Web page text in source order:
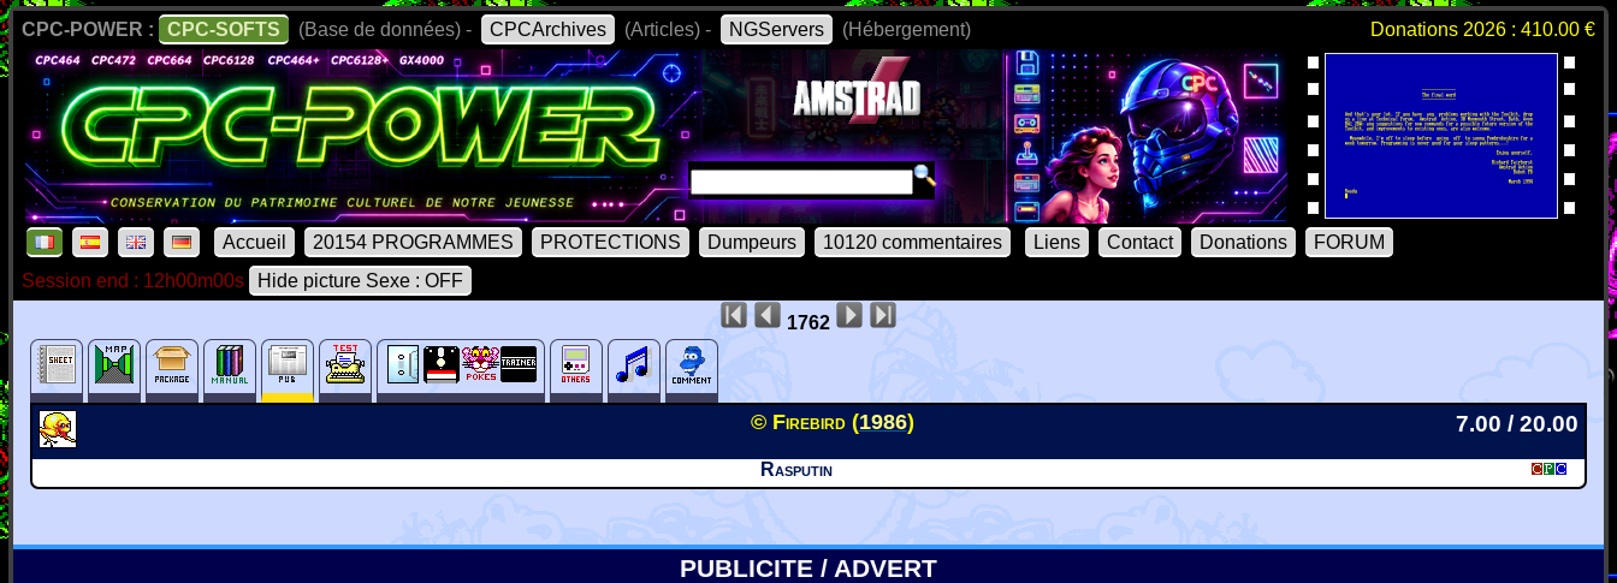
CPC-POWER : CPC-SOFTS (Base de données) - CPCArchives (Articles) - NGServers (Hébergement) Donations 2026 : 410.00 €
Accueil 20154 PROGRAMMES PROTECTIONS Dumpeurs 10120 commentaires Liens Contact Donations
FORUM
Session end : 12h00m00s
Hide picture Sexe : OFF
1762
© Firebird (1986) 7.00 / 20.00
Rasputin
PUBLICITE / ADVERT